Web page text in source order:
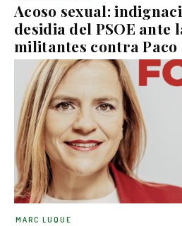
Acoso sexual:
desidia del PSOE ante
militantes contra Paco
MARC LUQUE